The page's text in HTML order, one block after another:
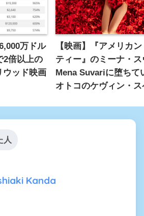
万ドル
2倍以上の
ウッド映画
【映画】『アメリカ
ティー』のミーナ・
Mena Suvariに堕ちて
オトコのケヴィン・
人
Kanda